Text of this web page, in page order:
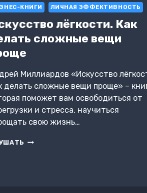
ДЭНИЕЛ
ПИНК.
КРАТКО
КНИГИ ЛИЧНАЯ ЭФФЕКТИВНОСТЬ
лёгкости. Как
сложные вещи
Миллиардов «Искусство
делать сложные вещи проще» –
поможет вам освободиться от
и стресса, научиться
свою жизнь…
ИСКУССТВО